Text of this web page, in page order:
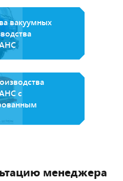
вакуумных
с
менеджера